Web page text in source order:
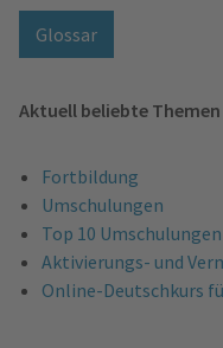
Glossar
Aktuell beliebte
Fortbildung
Umschulungen
Top 10 Umschulungen
Aktivierungs- und
Online-Deutschkurs